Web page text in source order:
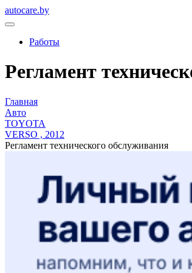
autocare.by
Работы
Регламент
Главная
Авто
TOYOTA
VERSO , 2012
Регламент технического обслуживания